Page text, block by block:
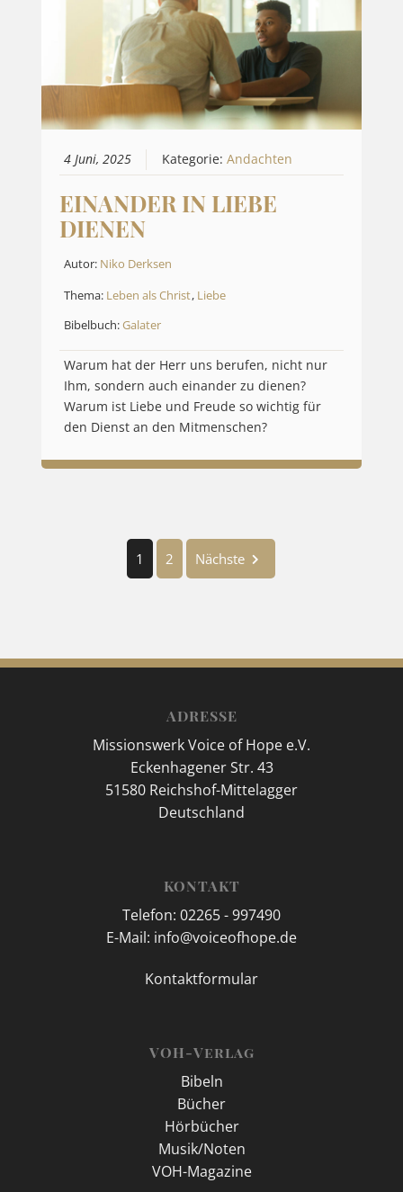
4 Juni, 2025 Kategorie:Andachten
EINANDER IN LIEBE
DIENEN
Autor: Niko Derksen
Thema: Leben als Christ, Liebe
Bibelbuch:Galater
Warum hat der Herr uns berufen, nicht nur
Ihm, sondern auch einander zu dienen?
Warum ist Liebe und Freude so wichtig für
den Dienst an den Mitmenschen?
1 2 Nächste
ADRESSE
Missionswerk Voice of Hope e.V.
Eckenhagener Str. 43
51580 Reichshof-Mittelagger
Deutschland
KONTAKT
Telefon: 02265 - 997490
E-Mail: info@voiceofhope.de
Kontaktformular
VOH-Verlag
Bibeln
Bücher
Hörbücher
Musik/Noten
VOH-Magazine